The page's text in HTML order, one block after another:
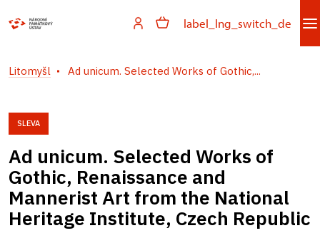
label_lng_switch_de
Litomyšl Ad unicum. Selected Works of Gothic,...
SLEVA
Ad unicum. Selected Works of
Gothic, Renaissance and
Mannerist Art from the National
Heritage Institute, Czech Republic